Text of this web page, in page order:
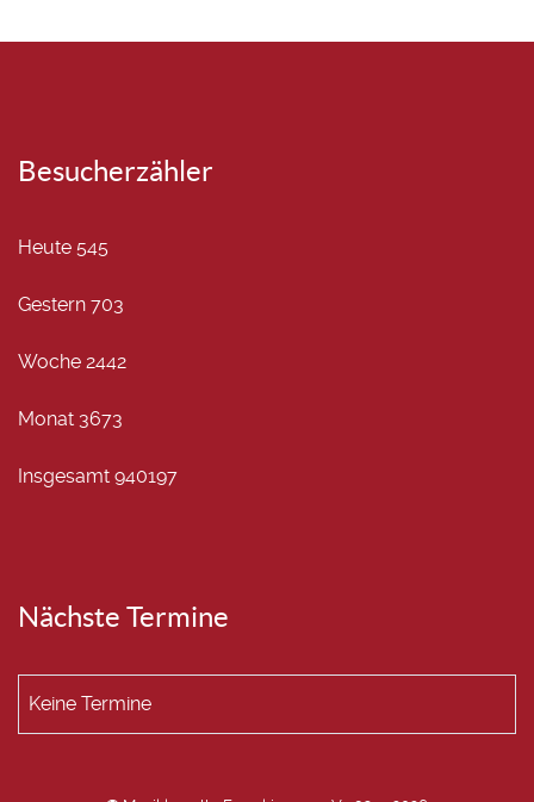
Besucherzähler
Heute 545
Gestern 703
Woche 2442
Monat 3673
Insgesamt 940197
Nächste Termine
Keine Termine